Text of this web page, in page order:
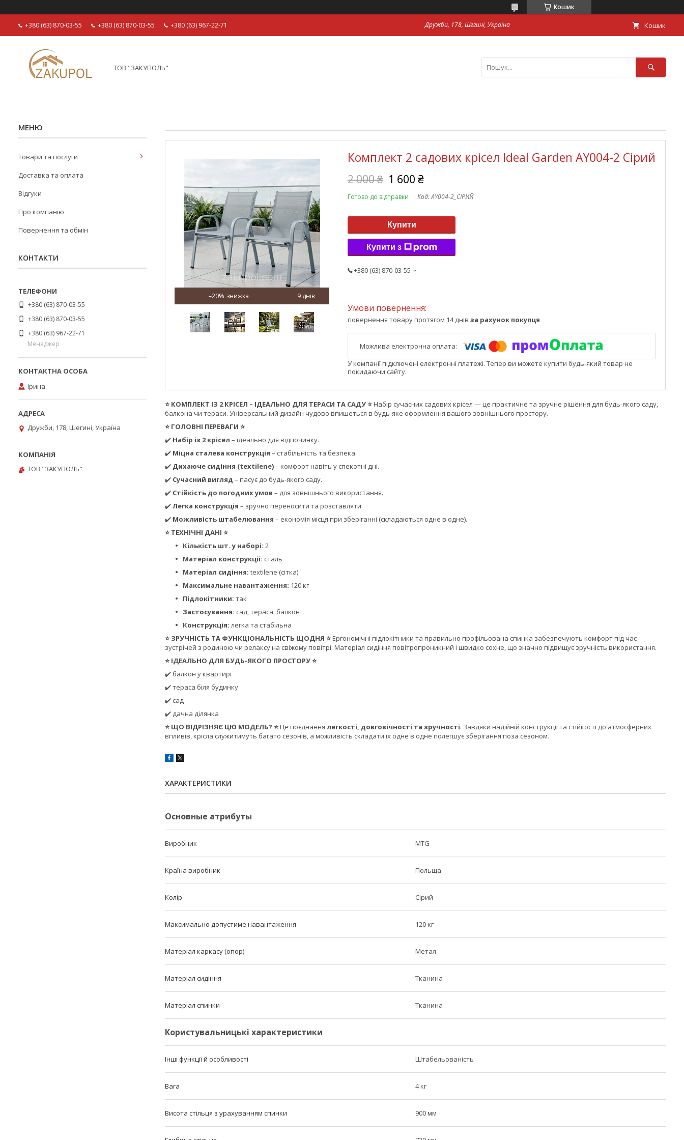
Кошик
+380 (63) 870-03-55 +380 (63) 870-03-55 +380 (63) 967-22-71 Дружби, 178, Шегині, Україна Кошик
ТОВ "ЗАКУПОЛЬ"
–20% 9 днів
Комплект 2 садових крісел Ideal Garden AY004-2 Сірий
2 000 ₴ 1 600 ₴
Готово до відправки Код:AY004-2_СІРИЙ
Купити
Купити з
+380 (63) 870-03-55
повернення товару протягом 14 днів за рахунок покупця
У компанії підключені електронні платежі. Тепер ви можете купити будь-який товар не
покидаючи сайту.
⭐ КОМПЛЕКТ ІЗ 2 КРІСЕЛ – ІДЕАЛЬНО ДЛЯ ТЕРАСИ ТА САДУ ⭐Набір сучасних садових крісел — це практичне та зручне рішення для будь-якого саду,
балкона чи тераси. Універсальний дизайн чудово впишеться в будь-яке оформлення вашого зовнішнього простору.
⭐ ГОЛОВНІ ПЕРЕВАГИ ⭐
✔️ Набір із 2 крісел – ідеально для відпочинку.
✔️ Міцна сталева конструкція – стабільність та безпека.
✔️ Дихаюче сидіння (textilene)– комфорт навіть у спекотні дні.
✔️ Сучасний вигляд – пасує до будь-якого саду.
✔️ Стійкість до погодних умов – для зовнішнього використання.
✔️Легка конструкція – зручно переносити та розставляти.
✔️ Можливість штабелювання – економія місця при зберіганні (складаються одне в одне).
⭐ ТЕХНІЧНІ ДАНІ ⭐
Кількість шт. у наборі: 2
Матеріал конструкції: сталь
Матеріал сидіння: textilene (сітка)
Максимальне навантаження: 120 кг
Підлокітники: так
Застосування: сад, тераса, балкон
Конструкція:легка та стабільна
⭐ ЗРУЧНІСТЬ ТА ФУНКЦІОНАЛЬНІСТЬ ЩОДНЯ ⭐Ергономічні підлокітники та правильно профільована спинка забезпечують комфорт під час
зустрічей з родиною чи релаксу на свіжому повітрі. Матеріал сидіння повітропроникний і швидко сохне, що значно підвищує зручність використання.
⭐ ІДЕАЛЬНО ДЛЯ БУДЬ-ЯКОГО ПРОСТОРУ ⭐
✔️ балкон у квартирі
✔️ тераса біля будинку
✔️ сад
✔️ дачна ділянка
⭐ ЩО ВІДРІЗНЯЄ ЦЮ МОДЕЛЬ? ⭐Це поєднання легкості, довговічності та зручності. Завдяки надійній конструкції та стійкості до атмосферних
впливів, крісла служитимуть багато сезонів, а можливість складати їх одне в одне полегшує зберігання поза сезоном.
ХАРАКТЕРИСТИКИ
Основные атрибуты
Виробник MTG
Країна виробник Польща
Колір Сірий
Максимально допустиме навантаження 120 кг
Матеріал каркасу (опор) Метал
Матеріал сидіння Тканина
Матеріал спинки Тканина
Користувальницькі характеристики
Інші функції й особливості Штабельованість
Вага 4 кг
Висота стільця з урахуванням спинки 900 мм
Товари та послуги
Доставка та оплата
Відгуки
Про компанію
Повернення та обмін
КОНТАКТИ
+380 (63) 870-03-55
+380 (63) 870-03-55
+380 (63) 967-22-71
Менеджер
Ірина
Дружби, 178, Шегині, Україна
ТОВ "ЗАКУПОЛЬ"